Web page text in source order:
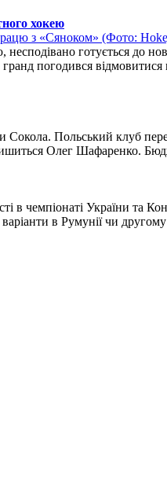
хокею
готується до
погодився відмовитися
Сокола. Польський клуб
Олег Шафаренко.
в чемпіонаті України та
в Румунії чи